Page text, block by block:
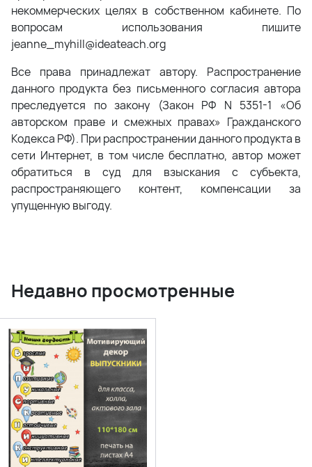
некоммерческих целях в собственном кабинете. По
вопросам использования пишите
jeanne_myhill@ideateach.org
Все права принадлежат автору. Распространение
данного продукта без письменного согласия автора
преследуется по закону (Закон РФ N 5351-1 «Об
авторском праве и смежных правах» Гражданского
Кодекса РФ). При распространении данного продукта в
сети Интернет, в том числе бесплатно, автор может
обратиться в суд для взыскания с субъекта,
распространяющего контент, компенсации за
упущенную выгоду.
Недавно просмотренные